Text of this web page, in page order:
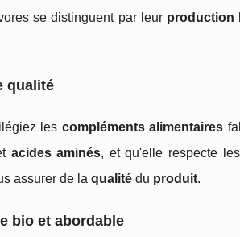
se distinguent par leur production
qualité
les compléments alimentaires
acides aminés, et qu'elle respecte
assurer de la qualité du produit.
bio et abordable